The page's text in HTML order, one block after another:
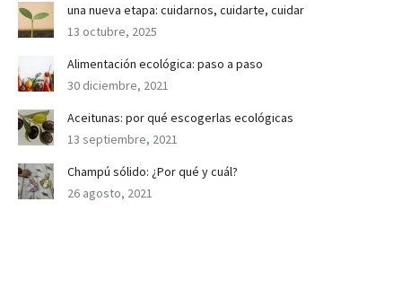
una nueva etapa: cuidarnos, cuidarte, cuidar
13 octubre, 2025
Alimentación ecológica: paso a paso
30 diciembre, 2021
Aceitunas: por qué escogerlas ecológicas
13 septiembre, 2021
Champú sólido: ¿Por qué y cuál?
26 agosto, 2021